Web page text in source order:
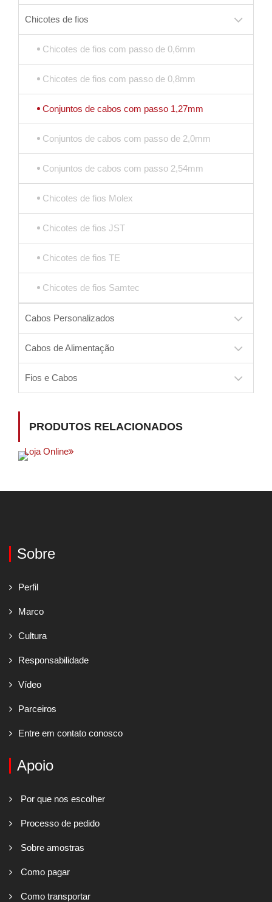
Chicotes de fios
Chicotes de fios com passo de 0,6mm
Chicotes de fios com passo de 0,8mm
Conjuntos de cabos com passo 1,27mm
Conjuntos de cabos com passo de 2,0mm
Conjuntos de cabos com passo 2,54mm
Chicotes de fios Molex
Chicotes de fios JST
Chicotes de fios TE
Chicotes de fios Samtec
Cabos Personalizados
Cabos de Alimentação
Fios e Cabos
PRODUTOS RELACIONADOS
Loja Online
Sobre
Perfil
Marco
Cultura
Responsabilidade
Vídeo
Parceiros
Entre em contato conosco
Apoio
Por que nos escolher
Processo de pedido
Sobre amostras
Como pagar
Como transportar